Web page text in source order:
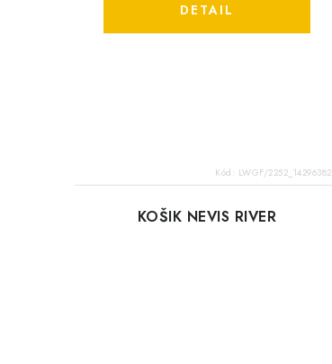
DETAIL
Kód: LWGF/2252_14296382
KOŠIK NEVIS RIVER